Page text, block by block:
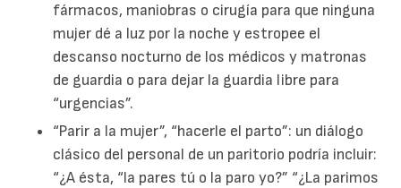
fármacos, maniobras o cirugía para que ninguna
mujer dé a luz por la noche y estropee el
descanso nocturno de los médicos y matronas
de guardia o para dejar la guardia libre para
“urgencias”.
“Parir a la mujer”, “hacerle el parto”: un diálogo
clásico del personal de un paritorio podría incluir:
“¿A ésta, “la pares tú o la paro yo?” “¿La parimos